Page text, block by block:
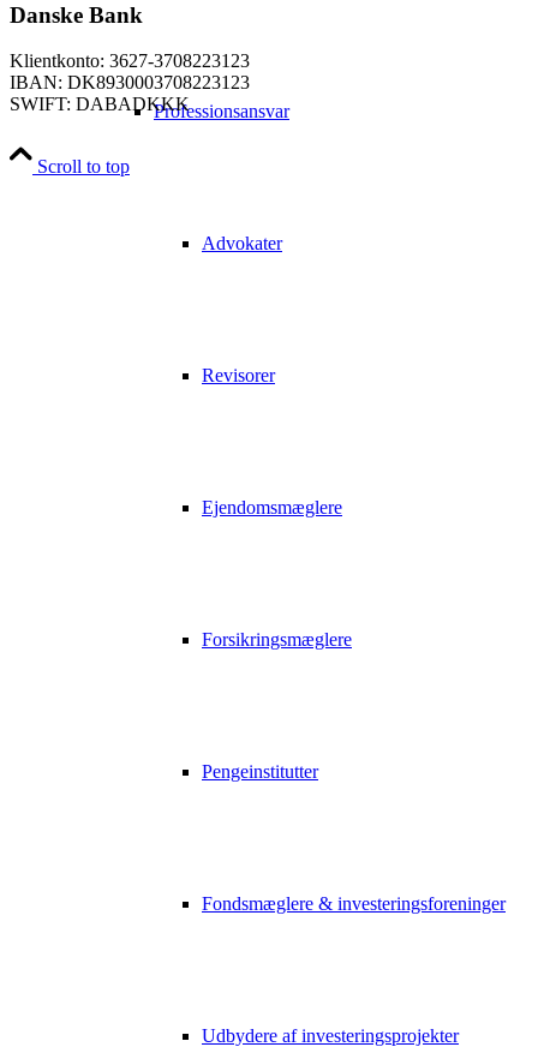
Professionsansvar
Advokater
Revisorer
Ejendomsmæglere
Forsikringsmæglere
Pengeinstitutter
Fondsmæglere & investeringsforeninger
Udbydere af investeringsprojekter
Danske Bank
Klientkonto: 3627-3708223123
IBAN: DK8930003708223123
SWIFT: DABADKKK
Scroll to top